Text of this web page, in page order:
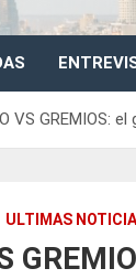
VS GREMIOS:
ULTIMAS